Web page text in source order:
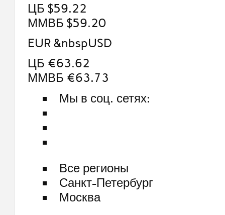
ЦБ $59.22
ММВБ $59.20
EUR &nbspUSD
ЦБ €63.62
ММВБ €63.73
Мы в соц. сетях:
Все регионы
Санкт-Петербург
Москва